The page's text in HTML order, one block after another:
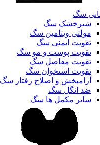
سگ
شیرخشک سگ
مولتی ویتامین سگ
تقویت ایمنی سگ
تقویت پوست و مو سگ
تقویت مفاصل سگ
تقویت استخوان سگ
آرامبخش و اصلاح رفتار سگ
ضد انگل سگ
سایر مکمل ها سگ